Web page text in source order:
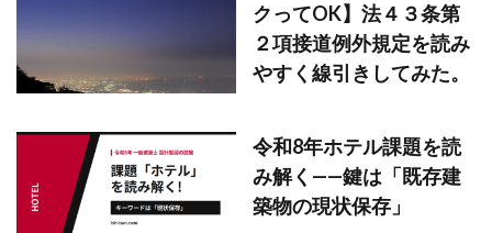
クってOK】法４３条第
２項接道例外規定を読み
やすく線引きしてみた。
令和8年ホテル課題を読
み解く——鍵は「既存建
築物の現状保存」